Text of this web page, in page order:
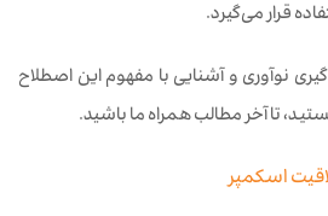
قرار می‌گیرد.
نوآوری و آشنایی با مفهوم این اصطلاح
تا آخر مطالب همراه ما باشید.
اسکمپر